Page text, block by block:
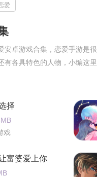
爱
安卓游戏合集，恋爱手游是
有各具特色的人物，小编这
择
戏
富婆爱上你